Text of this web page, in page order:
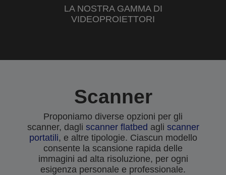
LA NOSTRA GAMMA DI
VIDEOPROIETTORI
Scanner
Proponiamo diverse opzioni per gli
scanner, dagli scanner flatbed agli scanner
portatili, e altre tipologie. Ciascun modello
consente la scansione rapida delle
immagini ad alta risoluzione, per ogni
esigenza personale e professionale.